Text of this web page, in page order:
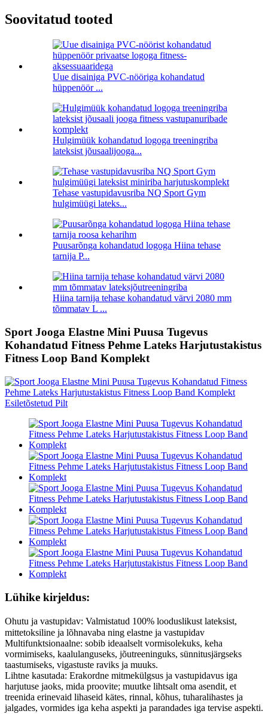
Soovitatud tooted
Uue disainiga PVC-nööriga kohandatud
hüppenöör ...
Hulgimüük kohandatud logoga treeningriba
lateksist jõusaalijooga...
Tehase vastupidavusriba NQ Sport Gym
hulgimüügi lateks...
Puusarõnga kohandatud logoga Hiina tehase
tarnija P...
Hiina tarnija tehase kohandatud värvi 2080 mm
tõmmatav L ...
Sport Jooga Elastne Mini Puusa Tugevus
Kohandatud Fitness Pehme Lateks Harjutustakistus
Fitness Loop Band Komplekt
Lühike kirjeldus:
Ohutu ja vastupidav: Valmistatud 100% looduslikust lateksist,
mittetoksiline ja lõhnavaba ning elastne ja vastupidav
Multifunktsionaalne: sobib ideaalselt vormisolekuks, keha
vormimiseks, kaalulanguseks, jõutreeninguks, sünnitusjärgseks
taastumiseks, vigastuste raviks ja muuks.
Lihtne kasutada: Erakordne mitmekülgsus ja vastupidavus iga
harjutuse jaoks, mida proovite; muutke lihtsalt oma asendit, et
treenida erinevaid lihaseid kätes, rinnal, kõhus, tuharalihastes ja
jalgades, vormides iga keha aspekti ja parandades iga tervise aspekti.